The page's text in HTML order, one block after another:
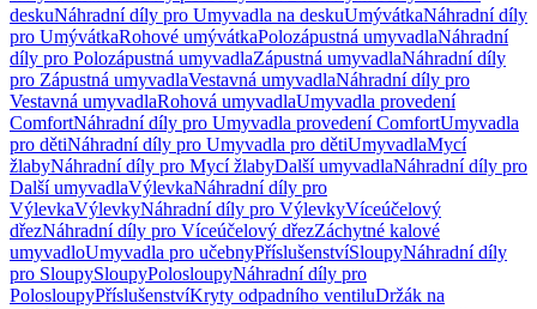
deskuNáhradní díly pro Umyvadla na deskuUmývátkaNáhradní díly
pro UmývátkaRohové umývátkaPolozápustná umyvadlaNáhradní
díly pro Polozápustná umyvadlaZápustná umyvadlaNáhradní díly
pro Zápustná umyvadlaVestavná umyvadlaNáhradní díly pro
Vestavná umyvadlaRohová umyvadlaUmyvadla provedení
ComfortNáhradní díly pro Umyvadla provedení ComfortUmyvadla
pro dětiNáhradní díly pro Umyvadla pro dětiUmyvadlaMycí
žlabyNáhradní díly pro Mycí žlabyDalší umyvadlaNáhradní díly pro
Další umyvadlaVýlevkaNáhradní díly pro
VýlevkaVýlevkyNáhradní díly pro VýlevkyVíceúčelový
dřezNáhradní díly pro Víceúčelový dřezZáchytné kalové
umyvadloUmyvadla pro učebnyPříslušenstvíSloupyNáhradní díly
pro SloupySloupyPolosloupyNáhradní díly pro
PolosloupyPříslušenstvíKryty odpadního ventiluDržák na